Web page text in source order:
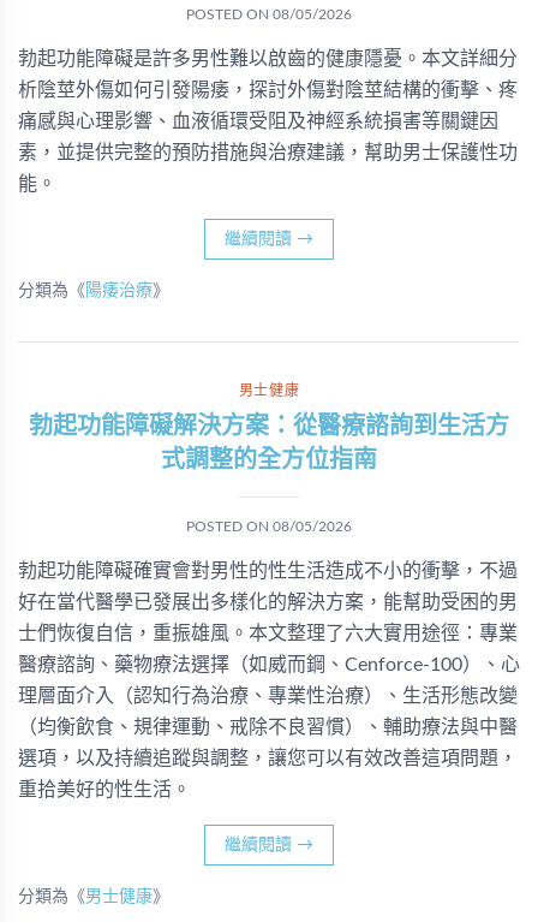
POSTED ON 08/05/2026
勃起功能障礙是許多男性難以啟齒的健康隱憂。本文詳細分
析陰莖外傷如何引發陽痿，探討外傷對陰莖結構的衝擊、疼
痛感與心理影響、血液循環受阻及神經系統損害等關鍵因
素，並提供完整的預防措施與治療建議，幫助男士保護性功
能。
繼續閱讀 →
分類為《 陽痿治療》
男士健康
勃起功能障礙解決方案：從醫療諮詢到生活方
式調整的全方位指南
POSTED ON 08/05/2026
勃起功能障礙確實會對男性的性生活造成不小的衝擊，不過
好在當代醫學已發展出多樣化的解決方案，能幫助受困的男
士們恢復自信，重振雄風。本文整理了六大實用途徑：專業
醫療諮詢、藥物療法選擇（如威而鋼、Cenforce-100）、心
理層面介入（認知行為治療、專業性治療）、生活形態改變
（均衡飲食、規律運動、戒除不良習慣）、輔助療法與中醫
選項，以及持續追蹤與調整，讓您可以有效改善這項問題，
重拾美好的性生活。
繼續閱讀 →
分類為《男士健康》